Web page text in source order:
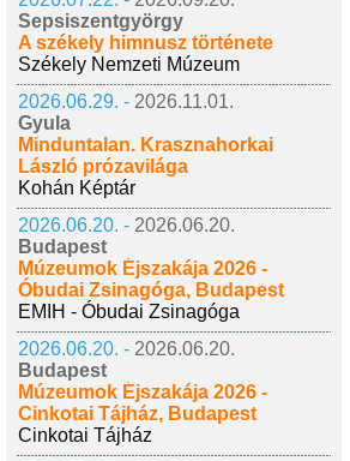
Sepsiszentgyörgy
A székely himnusz története
Székely Nemzeti Múzeum
2026.06.29. - 2026.11.01.
Gyula
Minduntalan. Krasznahorkai
László prózavilága
Kohán Képtár
2026.06.20. - 2026.06.20.
Budapest
Múzeumok Éjszakája 2026 -
Óbudai Zsinagóga, Budapest
EMIH - Óbudai Zsinagóga
2026.06.20. - 2026.06.20.
Budapest
Múzeumok Éjszakája 2026 -
Cinkotai Tájház, Budapest
Cinkotai Tájház